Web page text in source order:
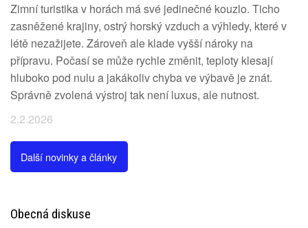
Zimní turistika v horách má své jedinečné kouzlo. Ticho
zasněžené krajiny, ostrý horský vzduch a výhledy, které v
létě nezažijete. Zároveň ale klade vyšší nároky na
přípravu. Počasí se může rychle změnit, teploty klesají
hluboko pod nulu a jakákoliv chyba ve výbavě je znát.
Správně zvolená výstroj tak není luxus, ale nutnost.
2.2.2026
Další novinky a články
Obecná diskuse